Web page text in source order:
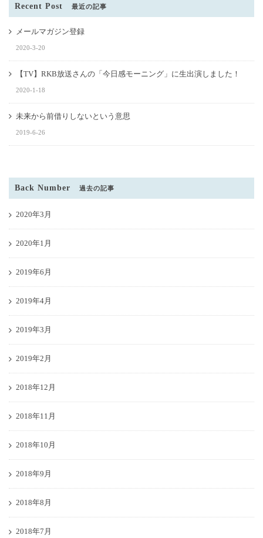
Recent Post 最近の記事
メールマガジン登録
2020-3-20
【TV】RKB放送さんの「今日感モーニング」に生出演しました！
2020-1-18
未来から前借りしないという意思
2019-6-26
Back Number 過去の記事
2020年3月
2020年1月
2019年6月
2019年4月
2019年3月
2019年2月
2018年12月
2018年11月
2018年10月
2018年9月
2018年8月
2018年7月